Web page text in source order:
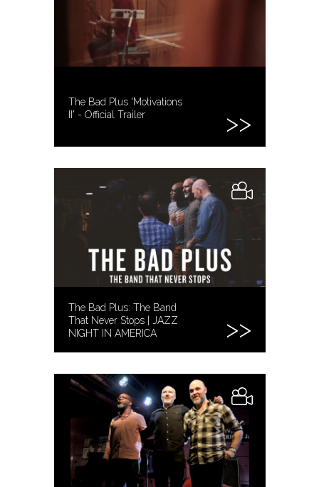
The Bad Plus 'Motivations
II' - Official Trailer
The Bad Plus: The Band
That Never Stops | JAZZ
NIGHT IN AMERICA